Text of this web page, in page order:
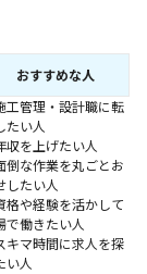
おすすめな人
工管理・設計職に転
たい人
収を上げたい人
倒な作業を丸ごとお
したい人
格や経験を活かして
で働きたい人
キマ時間に求人を探
い人